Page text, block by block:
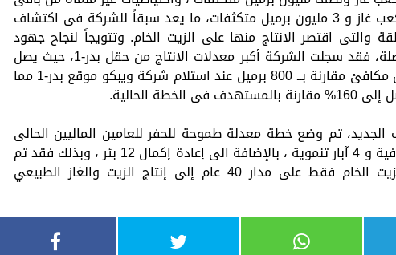
الطبقات تقدر بنحو 60 مليار قدم مكعب غاز و 3 مليون برميل متكثفات، ما يعد سبقاً للشركة فى اكتشاف
والتى اقتصر الانتاج منها على الزيت الخام. وتتويجاً لنجاح جهود
أعمال الاستكشاف والتنمية المتواصلة، فقد سجلت الشركة أكبر معدلات الانتاج من حقل بدر-1، حيث يصل
الانتاج اليومى حالياً إلى 7700 برميل مكافئ مقارنة بــ 800 برميل عند استلام شركة ويبكو موقع بدر-1 مما
الحالية.
الجديد، تم وضع خطة معدلة طموحة للحفر للعامين الماليين الحالى
والقادم من خلال حفر 3 آبار استكشافية و 4 آبار تنموية ، بالإضافة الى إعادة إكمال 12 بئر ، وبذلك فقد تم
تحويل حقل بدر من حقل لإنتاج الزيت الخام فقط على مدار 40 عام إلى إنتاج الزيت والغاز الطبيعي